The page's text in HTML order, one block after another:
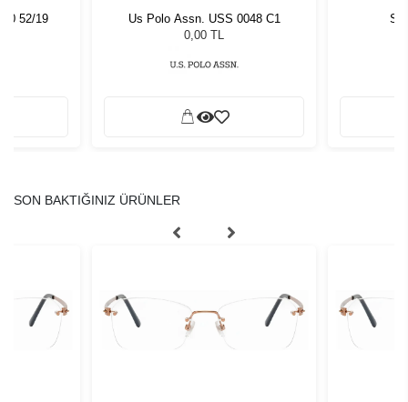
52/19
Us Polo Assn. USS 0048 C1
0,00 TL
SON BAKTIĞINIZ ÜRÜNLER